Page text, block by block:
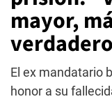
mayor,
El ex mandatario
honor a su